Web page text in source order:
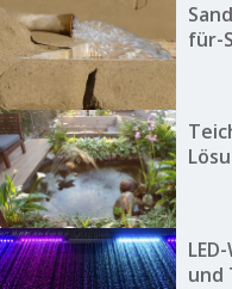
für-
und